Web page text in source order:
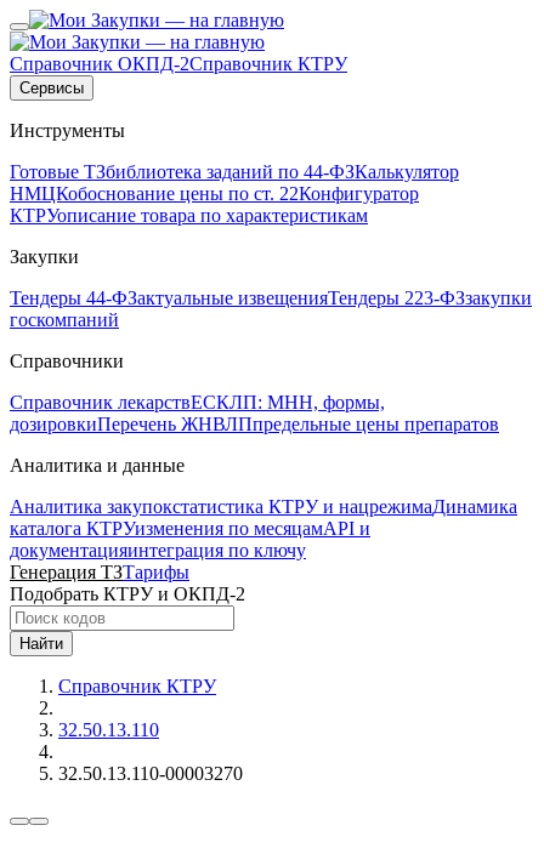
Справочник ОКПД-2Справочник КТРУ
Сервисы
Инструменты
Готовые ТЗбиблиотека заданий по 44-ФЗКалькулятор
НМЦКобоснование цены по ст. 22Конфигуратор
КТРУописание товара по характеристикам
Закупки
Тендеры 44-ФЗактуальные извещенияТендеры 223-ФЗзакупки
госкомпаний
Справочники
Справочник лекарствЕСКЛП: МНН, формы,
дозировкиПеречень ЖНВЛПпредельные цены препаратов
Аналитика и данные
Аналитика закупокстатистика КТРУ и нацрежимаДинамика
каталога КТРУизменения по месяцамAPI и
документацияинтеграция по ключу
Генерация ТЗТарифы
Подобрать КТРУ и ОКПД-2
Найти
Справочник КТРУ
32.50.13.110
32.50.13.110-00003270